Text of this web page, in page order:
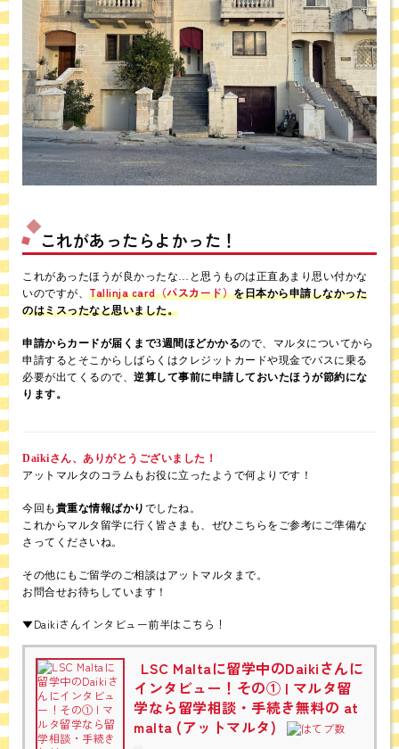
これがあったらよかった！
これがあったほうが良かったな…と思うものは正直あまり思い付かな
いのですが、 Tallinja card（バスカード）を日本から申請しなかった
のはミスったなと思いました。
申請からカードが届くまで3週間ほどかかるので、マルタについてから
申請するとそこからしばらくはクレジットカードや現金でバスに乗る
必要が出てくるので、 逆算して事前に申請しておいたほうが節約にな
ります。
Daikiさん、ありがとうございました！
アットマルタのコラムもお役に立ったようで何よりです！
今回も 貴重な情報ばかり でしたね。
これからマルタ留学に行く皆さまも、ぜひこちらをご参考にご準備な
さってくださいね。
その他にもご留学のご相談はアットマルタまで。
お問合せお待ちしています！
▼Daikiさんインタビュー前半はこちら！
LSC Maltaに留学中のDaikiさんに
インタビュー！その① | マルタ留
学なら留学相談・手続き無料の at
malta (アットマルタ)